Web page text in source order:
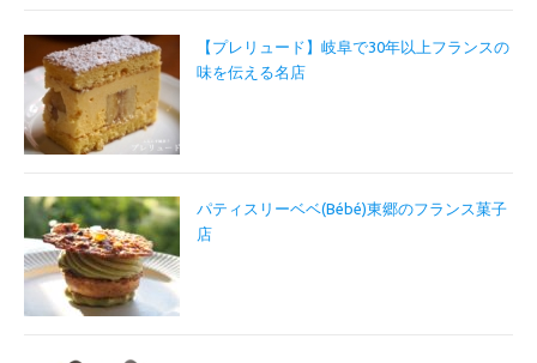
【プレリュード】岐阜で30年以上フランスの
味を伝える名店
パティスリーベベ(Bébé)東郷のフランス菓子
店